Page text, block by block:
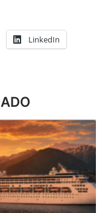
LinkedIn